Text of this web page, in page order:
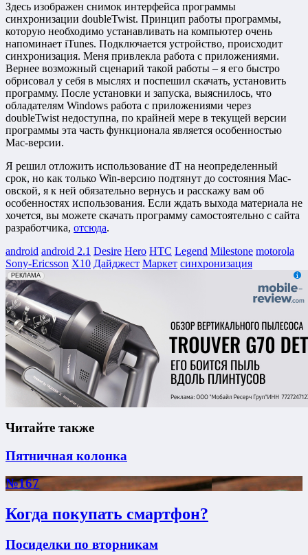
Здесь изображен снимок интерфейса программы
синхронизации doubleTwist. Принцип работы программы,
которую необходимо устанавливать на компьютер очень
напоминает iTunes. Подключается устройство, происходит
синхронизация. Меня привлекла работа с приложениями.
Вернее возможный сценарий такой работы – я его быстро
обрисовал у себя в мыслях и поспешил скачать, установить
программу. После установки и запуска, выяснилось, что
обладателям Windows работа с приложениями через
doubleTwist недоступна, по крайней мере в текущей версии
программы эта часть функционала является особенностью
Mac-версии.
Я решил отложить использование dT на неопределенный
срок, но как только Win-версию подтянут до состояния Mac-
овской, я к ней обязательно вернусь и расскажу вам об
особенностях использования. Если ждать выхода материала не
хочется, вы можете скачать программу самостоятельно с сайта
разработчика, отсюда.
android android 2.1 Desire Hero HTC Legend Milestone motorola
Sony-Ericsson X10 Дайджест Маркет синхронизация
erid: 2VfnxxmNzs5
РЕКЛАМА
Читайте также
Пятничная колонка
№167
Когда покупать смартфон?
Посиделки по вторникам